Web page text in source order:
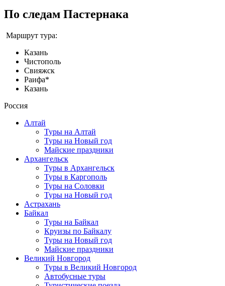
По следам Пастернака
Маршрут тура:
Казань
Чистополь
Свияжск
Раифа*
Казань
Россия
Алтай
Туры на Алтай
Туры на Новый год
Майские праздники
Архангельск
Туры в Архангельск
Туры в Каргополь
Туры на Соловки
Туры на Новый год
Астрахань
Байкал
Туры на Байкал
Круизы по Байкалу
Туры на Новый год
Майские праздники
Великий Новгород
Туры в Великий Новгород
Автобусные туры